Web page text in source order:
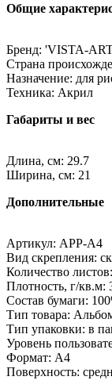
Общие
Бренд: 'VISTA-
Страна
Назначение: для
Техника: Акрил
Габариты и вес
Длина, см: 29.7
Ширина, см: 21
Дополнительные
Артикул: APP-A4
Вид скрепления:
Количество
Плотность, г/кв.м:
Состав бумаги:
Тип товара:
Тип упаковки: в
Уровень
Формат: A4
Поверхность: